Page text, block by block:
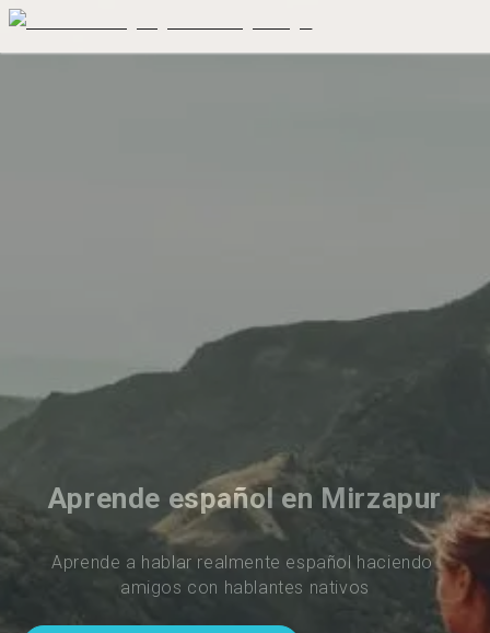
Aprende español en Mirzapur
Aprende a hablar realmente español haciendo
amigos con hablantes nativos